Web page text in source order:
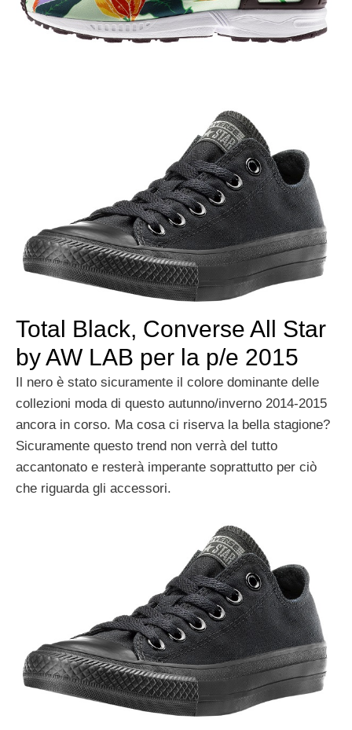
Total Black, Converse All Star
by AW LAB per la p/e 2015
Il nero è stato sicuramente il colore dominante delle
collezioni moda di questo autunno/inverno 2014-2015
ancora in corso. Ma cosa ci riserva la bella stagione?
Sicuramente questo trend non verrà del tutto
accantonato e resterà imperante soprattutto per ciò
che riguarda gli accessori.